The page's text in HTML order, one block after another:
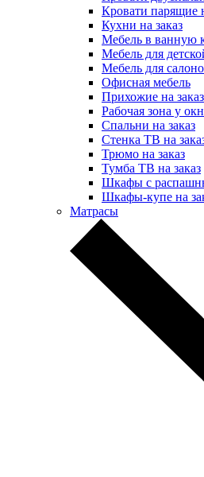
Кровати парящие
Кухни на заказ
Мебель в ванную
Мебель для
Мебель для
Офисная мебель
Прихожие на заказ
Рабочая зона у
Спальни на заказ
Стенка ТВ на
Трюмо на заказ
Тумба ТВ на заказ
Шкафы с
Шкафы-купе на
Матрасы